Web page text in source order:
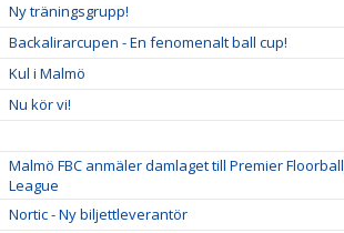
Ny träningsgrupp!
Backalirarcupen - En fenomenalt ball cup!
Kul i Malmö
Nu kör vi!
Malmö FBC anmäler damlaget till Premier Floorball
League
Nortic - Ny biljettleverantör